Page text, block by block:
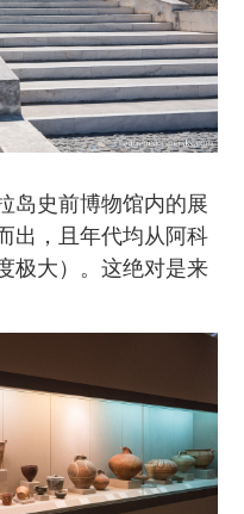
岛史前博物馆内的展
出，且年代均从阿科
极大）。这绝对是来